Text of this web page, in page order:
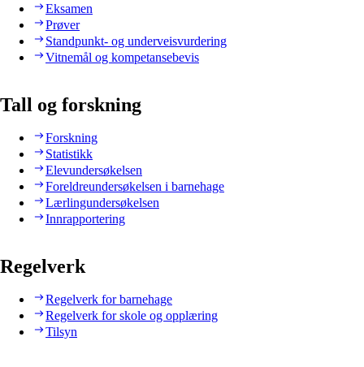
Eksamen
Prøver
Standpunkt- og underveisvurdering
Vitnemål og kompetansebevis
Tall og forskning
Forskning
Statistikk
Elevundersøkelsen
Foreldreundersøkelsen i barnehage
Lærlingundersøkelsen
Innrapportering
Regelverk
Regelverk for barnehage
Regelverk for skole og opplæring
Tilsyn